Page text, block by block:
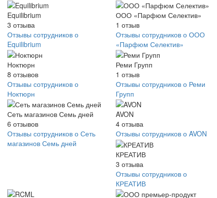
Equilibrium
3 отзыва
Отзывы сотрудников о
Equilibrium
ООО «Парфюм Селектив»
1 отзыв
Отзывы сотрудников о ООО
«Парфюм Селектив»
Ноктюрн
8 отзывов
Отзывы сотрудников о
Ноктюрн
Реми Групп
1 отзыв
Отзывы сотрудников о Реми
Групп
Сеть магазинов Семь дней
6 отзывов
Отзывы сотрудников о Сеть
магазинов Семь дней
AVON
4 отзыва
Отзывы сотрудников о AVON
КРЕАТИВ
3 отзыва
Отзывы сотрудников о
КРЕАТИВ